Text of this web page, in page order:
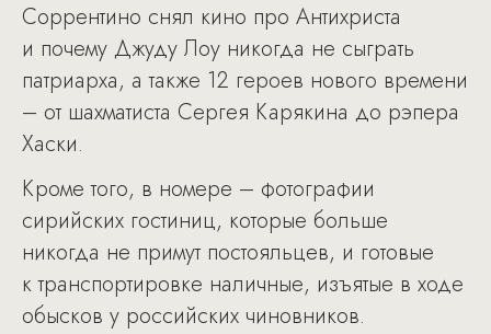
Соррентино снял кино про Антихриста
и почему Джуду Лоу никогда не сыграть
патриарха, а также 12 героев нового времени
– от шахматиста Сергея Карякина до рэпера
Хаски.
Кроме того, в номере – фотографии
сирийских гостиниц, которые больше
никогда не примут постояльцев, и готовые
к транспортировке наличные, изъятые в ходе
обысков у российских чиновников.